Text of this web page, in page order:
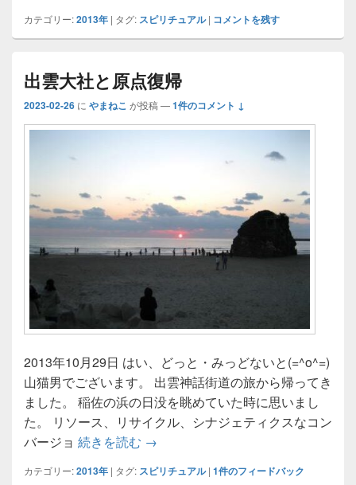
カテゴリー:2013年 | タグ: スピリチュアル | コメントを残す
出雲大社と原点復帰
2023-02-26 に やまねこ が投稿 —1件のコメント ↓
2013年10月29日 はい、どっと・みっどないと(=^o^=)
山猫男でございます。 出雲神話街道の旅から帰ってき
ました。 稲佐の浜の日没を眺めていた時に思いまし
た。 リソース、リサイクル、シナジェティクスなコン
バージョ 続きを読む 出雲大社と原点復帰
→
カテゴリー:2013年 | タグ: スピリチュアル | 1件のフィードバック